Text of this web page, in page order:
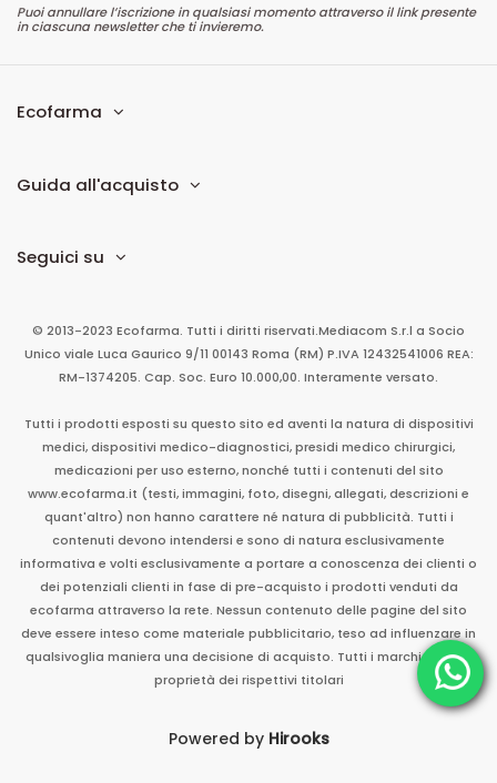
Puoi annullare l’iscrizione in qualsiasi momento attraverso il link presente
in ciascuna newsletter che ti invieremo.
Ecofarma
Guida all'acquisto
Seguici su
© 2013-2023 Ecofarma. Tutti i diritti riservati.Mediacom S.r.l a Socio
Unico viale Luca Gaurico 9/11 00143 Roma (RM) P.IVA 12432541006 REA:
RM-1374205. Cap. Soc. Euro 10.000,00. Interamente versato.
Tutti i prodotti esposti su questo sito ed aventi la natura di dispositivi
medici, dispositivi medico-diagnostici, presidi medico chirurgici,
medicazioni per uso esterno, nonché tutti i contenuti del sito
www.ecofarma.it (testi, immagini, foto, disegni, allegati, descrizioni e
quant'altro) non hanno carattere né natura di pubblicità. Tutti i
contenuti devono intendersi e sono di natura esclusivamente
informativa e volti esclusivamente a portare a conoscenza dei clienti o
dei potenziali clienti in fase di pre-acquisto i prodotti venduti da
ecofarma attraverso la rete. Nessun contenuto delle pagine del sito
deve essere inteso come materiale pubblicitario, teso ad influenzare in
qualsivoglia maniera una decisione di acquisto. Tutti i marchi sono di
proprietà dei rispettivi titolari
Powered by Hirooks